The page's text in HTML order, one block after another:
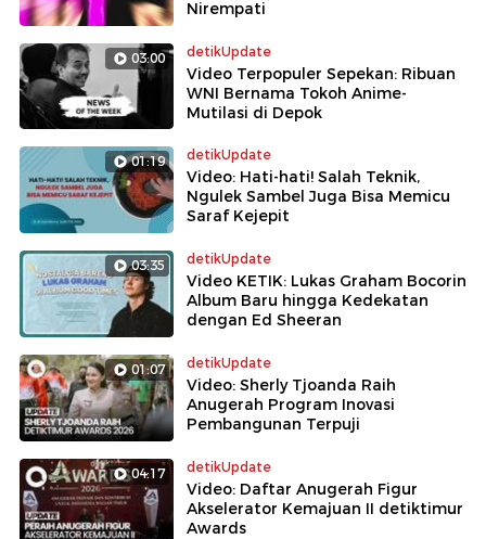
Nirempati
03:00 detikUpdate
Video Terpopuler Sepekan: Ribuan
WNI Bernama Tokoh Anime-
Mutilasi di Depok
01:19 detikUpdate
Video: Hati-hati! Salah Teknik,
Ngulek Sambel Juga Bisa Memicu
Saraf Kejepit
03:35 detikUpdate
Video KETIK: Lukas Graham Bocorin
Album Baru hingga Kedekatan
dengan Ed Sheeran
01:07 detikUpdate
Video: Sherly Tjoanda Raih
Anugerah Program Inovasi
Pembangunan Terpuji
04:17 detikUpdate
Video: Daftar Anugerah Figur
Akselerator Kemajuan II detiktimur
Awards